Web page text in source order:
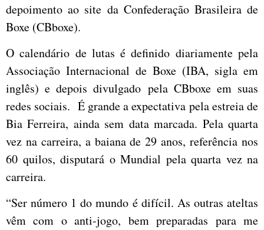
depoimento ao site da Confederação Brasileira de
Boxe (CBboxe).
O calendário de lutas é definido diariamente pela
Associação Internacional de Boxe (IBA, sigla em
inglês) e depois divulgado pela CBboxe em suas
redes sociais. É grande a expectativa pela estreia de
Bia Ferreira, ainda sem data marcada. Pela quarta
vez na carreira, a baiana de 29 anos, referência nos
60 quilos, disputará o Mundial pela quarta vez na
carreira.
“Ser número 1 do mundo é difícil. As outras ateltas
vêm com o anti-jogo, bem preparadas para me